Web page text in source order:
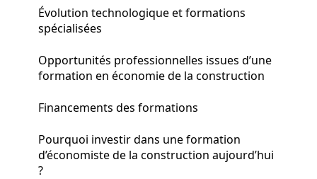
Évolution technologique et formations
spécialisées
Opportunités professionnelles issues d’une
formation en économie de la construction
Financements des formations
Pourquoi investir dans une formation
d’économiste de la construction aujourd’hui
?